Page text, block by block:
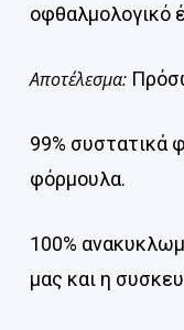
οφθαλμολογικό
Αποτέλεσμα:
99% συστατικά
φόρμουλα.
100%
μας και η